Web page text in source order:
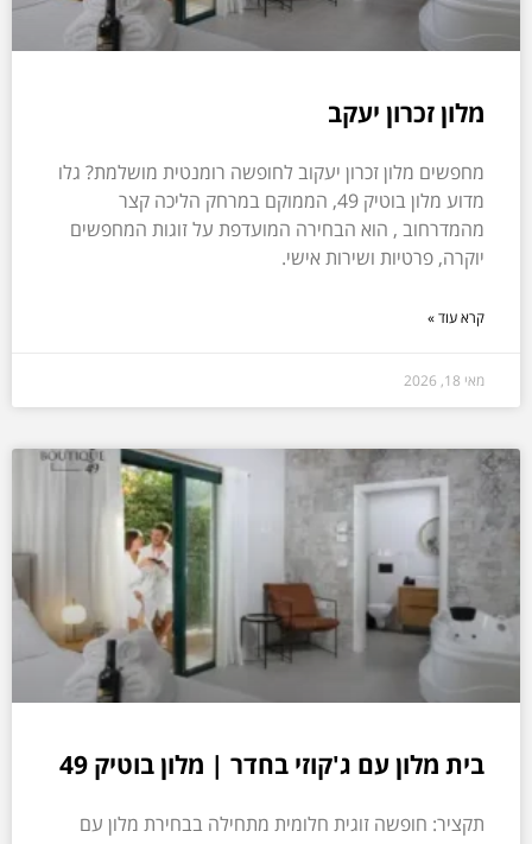
מלון זכרון יעקב
מחפשים מלון זכרון יעקוב לחופשה רומנטית מושלמת? גלו
מדוע מלון בוטיק 49, הממוקם במרחק הליכה קצר
מהמדרחוב , הוא הבחירה המועדפת על זוגות המחפשים
יוקרה, פרטיות ושירות אישי.
קרא עוד »
מאי 18, 2026
בית מלון עם ג'קוזי בחדר | מלון בוטיק 49
תקציר: חופשה זוגית חלומית מתחילה בבחירת מלון עם